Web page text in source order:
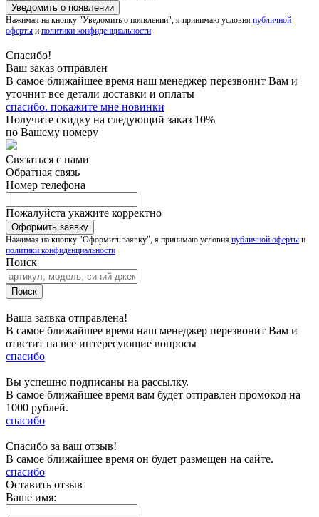
Нажимая на кнопку "Уведомить о появлении", я принимаю условия публичной
оферты и политики конфиденциальности
Спасибо!
Ваш заказ отправлен
В самое ближайшее время наш менеджер перезвонит Вам и
уточнит все детали доставки и оплаты
спасибо. покажите мне новинки
Получите скидку на следующий заказ 10%
по Вашему номеру
Связаться с нами
Обратная связь
Номер телефона
Пожалуйста укажите корректно
Нажимая на кнопку "Оформить заявку", я принимаю условия публичной оферты и
политики конфиденциальности
Поиск
Ваша заявка отправлена!
В самое ближайшее время наш менеджер перезвонит Вам и
ответит на все интересующие вопросы
спасибо
Вы успешно подписаны на рассылку.
В самое ближайшее время вам будет отправлен промокод на
1000 рублей.
спасибо
Спасибо за ваш отзыв!
В самое ближайшее время он будет размещен на сайте.
спасибо
Оставить отзыв
Ваше имя: